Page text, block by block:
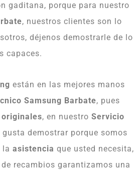
gaditana, porque para nuestro
, nuestros clientes son lo
déjenos demostrarle de lo
capaces.
están en las mejores manos
Samsung Barbate, pues
, en nuestro Servicio
gusta demostrar porque somos
la asistencia que usted necesita,
recambios garantizamos una